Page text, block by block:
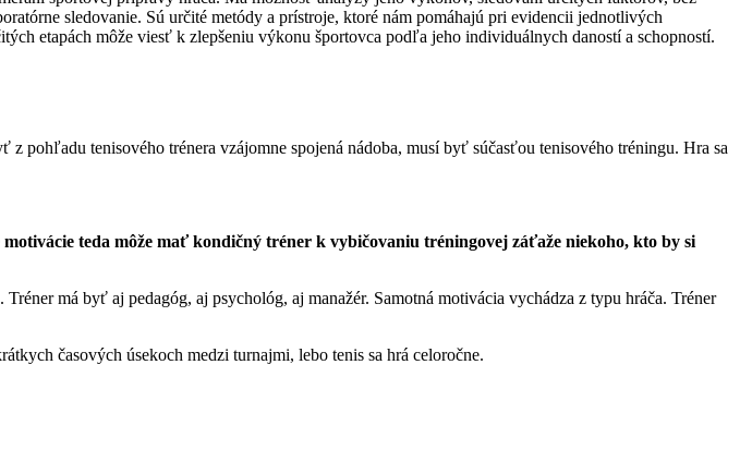
sledovanie. Sú určité metódy a prístroje, ktoré nám pomáhajú pri evidencii jednotlivých
etapách môže viesť k zlepšeniu výkonu športovca podľa jeho individuálnych daností a schopností.
pohľadu tenisového trénera vzájomne spojená nádoba, musí byť súčasťou tenisového tréningu. Hra sa
teda môže mať kondičný tréner k vybičovaniu tréningovej záťaže niekoho, kto by si
má byť aj pedagóg, aj psychológ, aj manažér. Samotná motivácia vychádza z typu hráča. Tréner
časových úsekoch medzi turnajmi, lebo tenis sa hrá celoročne.